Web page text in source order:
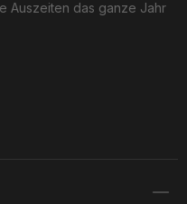
Auszeiten das ganze Jahr